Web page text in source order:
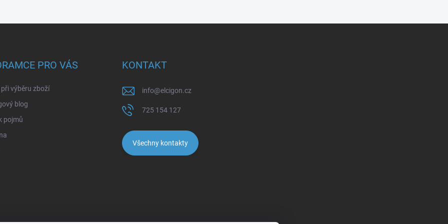
PRO VÁS
při výběru zboží
blog
pojmů
KONTAKT
info@elcigon.cz
725 154 127
Všechny kontakty